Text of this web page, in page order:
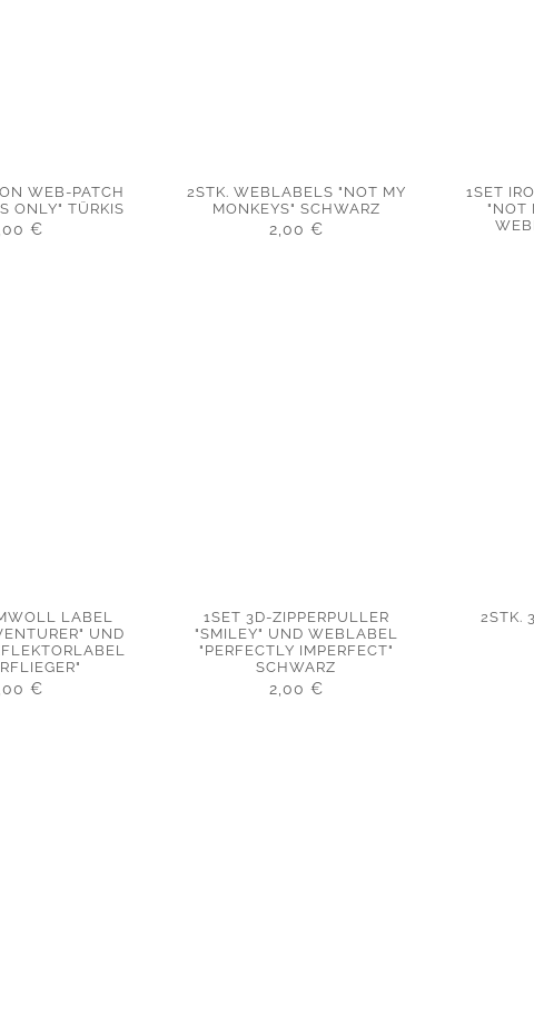
WEB-PATCH
ONLY" TÜRKIS
€
2STK. WEBLABELS "NOT MY
MONKEYS" SCHWARZ
2,00 €
1SET
"NOT
LABEL
UND
€
1SET 3D-ZIPPERPULLER
"SMILEY" UND WEBLABEL
"PERFECTLY IMPERFECT"
SCHWARZ
2,00 €
2STK.